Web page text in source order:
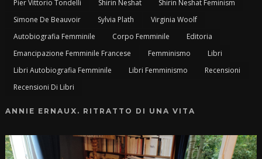
Pier Vittorio Tondelli
Shirin Neshat
Shirin Neshat Feminism
Simone De Beauvoir
Sylvia Plath
Virginia Woolf
Autobiografia Femminile
Corpo Femminile
Editoria
Emancipazione Femminile Francese
Femminismo
Libri
Libri Autobiografia Femminile
Libri Femminismo
Recensioni
Recensioni Di Libri
ANNIE ERNAUX. RITRATTO DI UNA VITA